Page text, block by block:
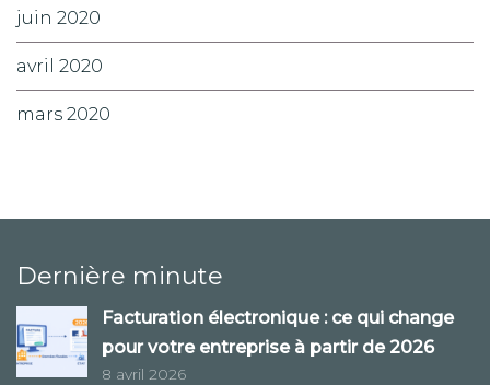
juin 2020
avril 2020
mars 2020
Dernière minute
Facturation électronique : ce qui change
pour votre entreprise à partir de 2026
8 avril 2026